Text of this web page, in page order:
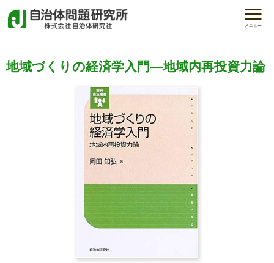
メニュー
地域づくりの経済学入門―地域内再投資力論